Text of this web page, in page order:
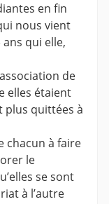
en fin
nous vient
qui elle,
de
elles étaient
plus quittées à
chacun à faire
le
se sont
à l’autre